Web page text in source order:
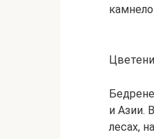
и Азии.
лесах,